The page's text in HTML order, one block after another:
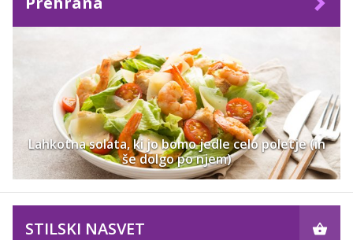
Lahkotna solata, ki jo bomo jedle celo poletje (in
še dolgo po njem)
STILSKI NASVET